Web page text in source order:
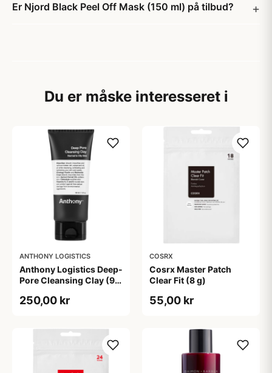
Er Njord Black Peel Off Mask (150 ml) på tilbud?
Du er måske interesseret i
ANTHONY LOGISTICS
Anthony Logistics Deep-
Pore Cleansing Clay (90
250,00 kr
COSRX
Cosrx Master Patch
Clear Fit (8 g)
55,00 kr